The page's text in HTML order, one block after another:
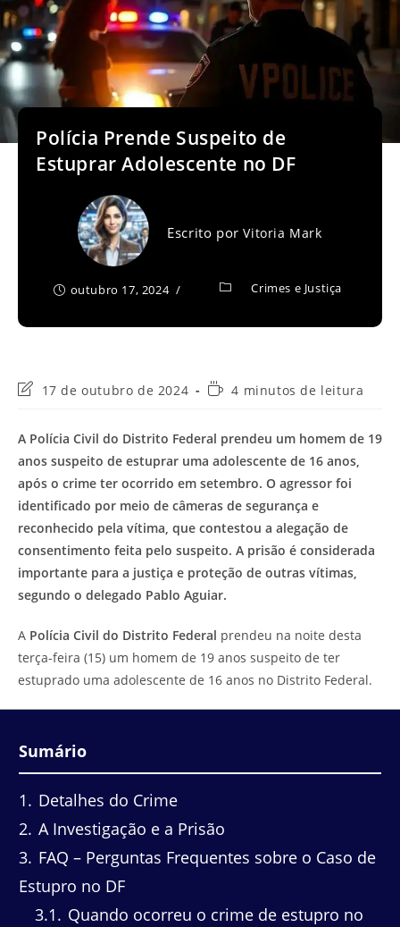
Polícia Prende Suspeito de
Estuprar Adolescente no DF
Escrito porVitoria Mark
outubro 17, 2024 Crimes e Justiça
Última
post:
17 de outubro de 2024
Tempo4 minutos de leitura
A Polícia Civil do Distrito Federal prendeu um homem de 19
anos suspeito de estuprar uma adolescente de 16 anos,
após o crime ter ocorrido em setembro. O agressor foi
identificado por meio de câmeras de segurança e
reconhecido pela vítima, que contestou a alegação de
consentimento feita pelo suspeito. A prisão é considerada
importante para a justiça e proteção de outras vítimas,
segundo o delegado Pablo Aguiar.
A Polícia Civil do Distrito Federal prendeu na noite desta
terça-feira (15) um homem de 19 anos suspeito de ter
estuprado uma adolescente de 16 anos no Distrito Federal.
Sumário
1
Detalhes do Crime
2 A Investigação e a Prisão
3 FAQ – Perguntas Frequentes sobre o Caso de
Estupro no DF
3.1
Quando ocorreu o crime de estupro no